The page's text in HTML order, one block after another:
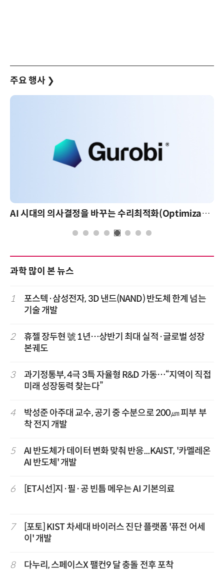
주요 행사 ❯
AI 시대의 의사결정을 바꾸는 수리최적화(Optimization): 실제 산업 적용 사례와 활용 전략 AI 핀옵스 실전 세미나: 폭증하는 AI 토큰 비용
과학 많이 본 뉴스
1
포스텍·삼성전자, 3D 낸드(NAND) 반도체 한계 넘는
기술 개발
2
휴젤 장두현 號 1년…상반기 최대 실적·글로벌 성장
본궤도
3
과기정통부, 4극 3특 자율형 R&D 가동…“지역이 직접
미래 성장동력 찾는다”
4
박성준 아주대 교수, 공기 중 수분으로 200㎛ 피부 부
착 전지 개발
5
AI 반도체가 데이터 변화 맞춰 반응...KAIST, '카멜레온
AI 반도체' 개발
6 [ET시선]지·필·공 빈틈 메우는 AI 기본의료
7
[포토] KIST 차세대 바이러스 진단 플랫폼 '퓨전 어세
이' 개발
8 다누리, 스페이스X 팰컨9 달 충돌 전후 포착